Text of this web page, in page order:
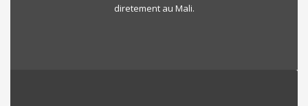
diretement au Mali.